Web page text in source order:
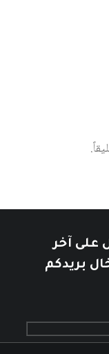
على آخر
بريدكم